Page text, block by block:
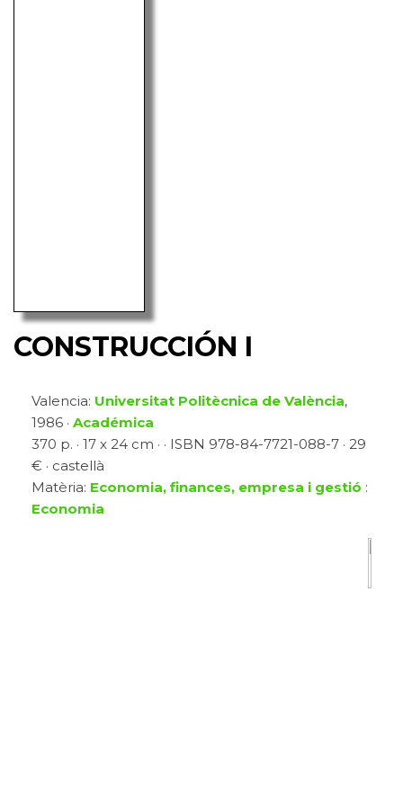
CONSTRUCCIÓN I
Valencia: Universitat Politècnica de València,
1986 · Académica
370 p. · 17 x 24 cm · · ISBN 978-84-7721-088-7 · 29
€ · castellà
Matèria: Economia, finances, empresa i gestió :
Economia